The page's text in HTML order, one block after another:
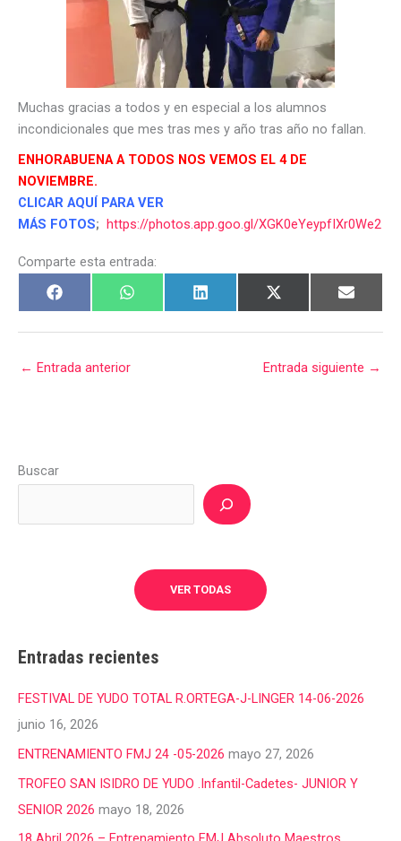
Muchas gracias a todos y en especial a los alumnos
incondicionales que mes tras mes y año tras año no fallan.
ENHORABUENA A TODOS NOS VEMOS EL 4 DE
NOVIEMBRE.
CLICAR AQUÍ PARA VER
MÁS FOTOS; https://photos.app.goo.gl/XGK0eYeypfIXr0We2
Comparte esta entrada:
← Entrada anterior Entrada siguiente →
Buscar
VER TODAS
Entradas recientes
FESTIVAL DE YUDO TOTAL R.ORTEGA-J-LINGER 14-06-2026
junio 16, 2026
ENTRENAMIENTO FMJ 24 -05-2026 mayo 27, 2026
TROFEO SAN ISIDRO DE YUDO .Infantil-Cadetes- JUNIOR Y
SENIOR 2026 mayo 18, 2026